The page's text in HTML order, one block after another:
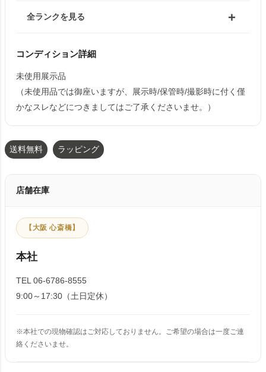
全ランクを見る
コンディション詳細
未使用展示品
（未使用品では御座いますが、展示時/保管時/撮影時に付く僅
かなスレなどにつきましてはご了承くださいませ。）
送料無料 ラッピング
店舗在庫
【大阪 心斎橋】
本社
TEL 06-6786-8555
9:00～17:30（土日定休）
※本社での現物確認はご対応しておりません。ご希望の場合は一度ご連
絡くださいませ。